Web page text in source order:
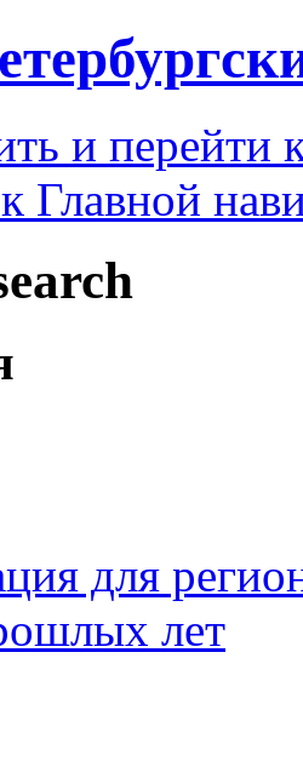
и перейти
Главной
для
лет